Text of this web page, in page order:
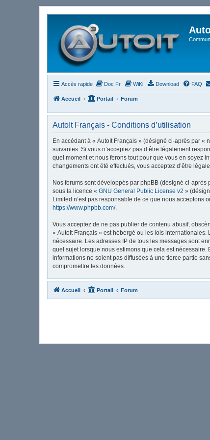
Accès rapide Doc Fr WiKi Download FAQ
Accueil Portail Forum
AutoIt Français - Conditions d’utilisation
En accédant à « AutoIt Français » (désigné ci-après par «
suivantes. Si vous n’acceptez pas d’être légalement
quel moment et nous ferons tout pour que vous en soyez
changements ont été effectués, vous acceptez d’être
Nos forums sont développés par phpBB (désigné ci-
sous la licence « GNU General Public License v2 »
Limited n’est pas responsable de ce que nous acceptons
https://www.phpbb.com/.
Vous acceptez de ne pas publier de contenu abusif,
« AutoIt Français » est hébergé ou les lois
nécessaire. Les adresses IP de tous les messages sont
quel sujet lorsque nous estimons que cela est
informations ne soient pas diffusées à une tierce partie
compromettre les données.
Accueil Portail Forum